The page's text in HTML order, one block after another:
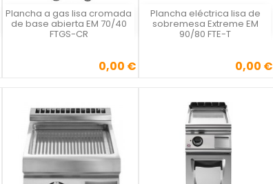
Plancha a gas lisa cromada
de base abierta EM 70/40
FTGS-CR
Precio0,00 €

Vista rápida Plancha eléctrica lisa de
sobremesa Extreme EM
90/80 FTE-T
Precio0,00 €

Vista rápida